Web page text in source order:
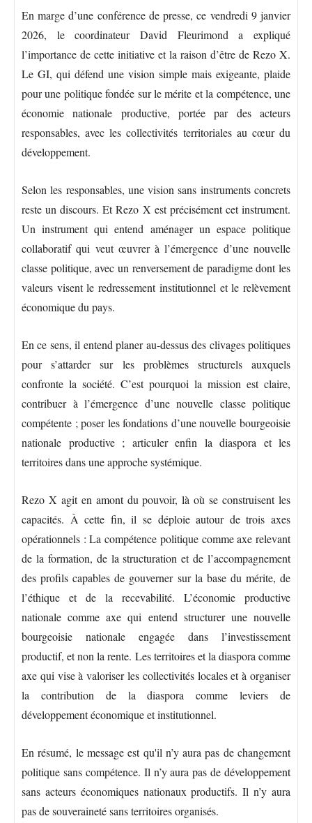
En marge d’une conférence de presse, ce vendredi 9 janvier
2026, le coordinateur David Fleurimond a expliqué
l’importance de cette initiative et la raison d’être de Rezo X.
Le GI, qui défend une vision simple mais exigeante, plaide
pour une politique fondée sur le mérite et la compétence, une
économie nationale productive, portée par des acteurs
responsables, avec les collectivités territoriales au cœur du
développement.
Selon les responsables, une vision sans instruments concrets
reste un discours. Et Rezo X est précisément cet instrument.
Un instrument qui entend aménager un espace politique
collaboratif qui veut œuvrer à l’émergence d’une nouvelle
classe politique, avec un renversement de paradigme dont les
valeurs visent le redressement institutionnel et le relèvement
économique du pays.
En ce sens, il entend planer au-dessus des clivages politiques
pour s’attarder sur les problèmes structurels auxquels
confronte la société. C’est pourquoi la mission est claire,
contribuer à l’émergence d’une nouvelle classe politique
compétente ; poser les fondations d’une nouvelle bourgeoisie
nationale productive ; articuler enfin la diaspora et les
territoires dans une approche systémique.
Rezo X agit en amont du pouvoir, là où se construisent les
capacités. À cette fin, il se déploie autour de trois axes
opérationnels : La compétence politique comme axe relevant
de la formation, de la structuration et de l’accompagnement
des profils capables de gouverner sur la base du mérite, de
l’éthique et de la recevabilité. L’économie productive
nationale comme axe qui entend structurer une nouvelle
bourgeoisie nationale engagée dans l’investissement
productif, et non la rente. Les territoires et la diaspora comme
axe qui vise à valoriser les collectivités locales et à organiser
la contribution de la diaspora comme leviers de
développement économique et institutionnel.
En résumé, le message est qu'il n’y aura pas de changement
politique sans compétence. Il n’y aura pas de développement
sans acteurs économiques nationaux productifs. Il n’y aura
pas de souveraineté sans territoires organisés.